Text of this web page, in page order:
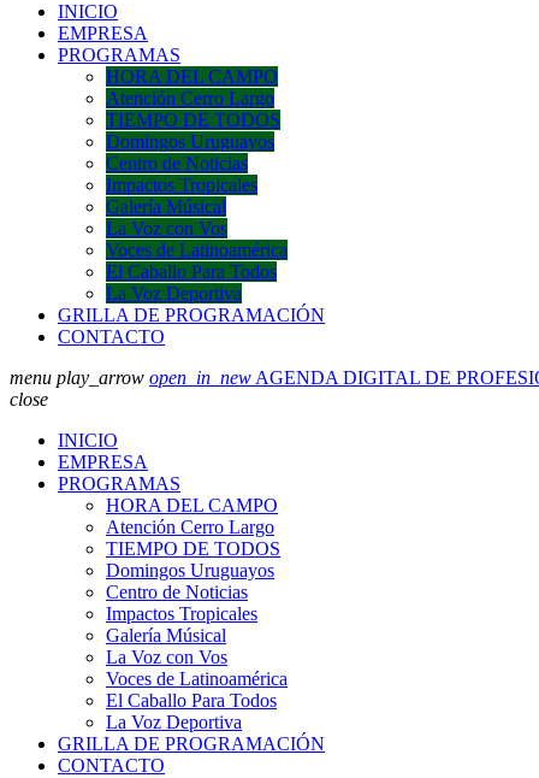
INICIO
EMPRESA
PROGRAMAS
HORA DEL CAMPO
Atención Cerro Largo
TIEMPO DE TODOS
Domingos Uruguayos
Centro de Noticias
Impactos Tropicales
Galería Músical
La Voz con Vos
Voces de Latinoamérica
El Caballo Para Todos
La Voz Deportiva
GRILLA DE PROGRAMACIÓN
CONTACTO
menu play_arrow open_in_new AGENDA DIGITAL DE
close
INICIO
EMPRESA
PROGRAMAS
HORA DEL CAMPO
Atención Cerro Largo
TIEMPO DE TODOS
Domingos Uruguayos
Centro de Noticias
Impactos Tropicales
Galería Músical
La Voz con Vos
Voces de Latinoamérica
El Caballo Para Todos
La Voz Deportiva
GRILLA DE PROGRAMACIÓN
CONTACTO